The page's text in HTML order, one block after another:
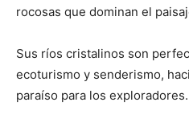
rocosas que dominan el
Sus ríos cristalinos son
ecoturismo y senderismo,
paraíso para los exploradores.